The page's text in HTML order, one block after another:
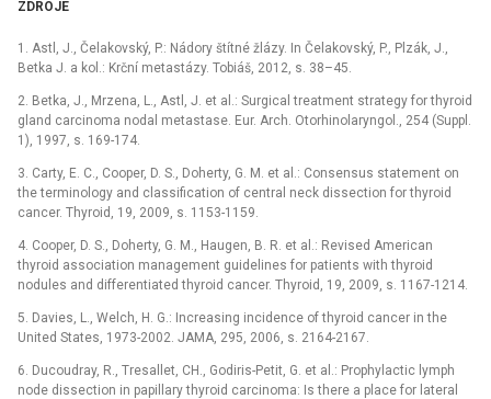
ZDROJE
1. Astl, J., Čelakovský, P.: Nádory štítné žlázy. In Čelakovský, P., Plzák, J.,
Betka J. a kol.: Krční metastázy. Tobiáš, 2012, s. 38–45.
2. Betka, J., Mrzena, L., Astl, J. et al.: Surgical treatment strategy for thyroid
gland carcinoma nodal metastase. Eur. Arch. Otorhinolaryngol., 254 (Suppl.
1), 1997, s. 169-174.
3. Carty, E. C., Cooper, D. S., Doherty, G. M. et al.: Consensus statement on
the terminology and classification of central neck dissection for thyroid
cancer. Thyroid, 19, 2009, s. 1153-1159.
4. Cooper, D. S., Doherty, G. M., Haugen, B. R. et al.: Revised American
thyroid association management guidelines for patients with thyroid
nodules and differentiated thyroid cancer. Thyroid, 19, 2009, s. 1167-1214.
5. Davies, L., Welch, H. G.: Increasing incidence of thyroid cancer in the
United States, 1973-2002. JAMA, 295, 2006, s. 2164-2167.
6. Ducoudray, R., Tresallet, CH., Godiris-Petit, G. et al.: Prophylactic lymph
node dissection in papillary thyroid carcinoma: Is there a place for lateral